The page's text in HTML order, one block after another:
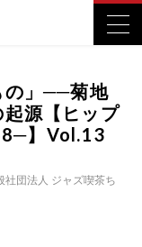
の」──菊地
源【ヒップ
】Vol.13
団法人 ジャズ喫茶ち